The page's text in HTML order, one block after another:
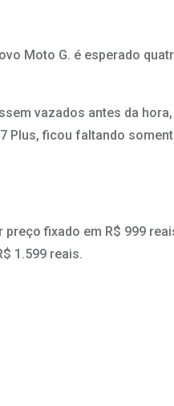
Moto G. é esperado
vazados antes da
Plus, ficou faltando
fixado em R$ 999
1.599 reais.